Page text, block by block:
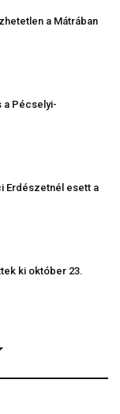
a Mátrában
Pécselyi-
Erdészetnél esett a
ki október 23.